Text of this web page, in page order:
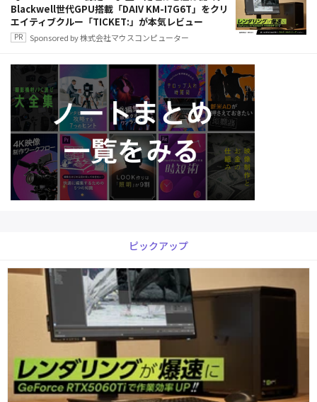
Blackwell世代GPU搭載「DAIV KM-I7G6T」をクリ
エイティブクルー「TICKET:」が本気レビュー
Sponsored by 株式会社マウスコンピューター
ピックアップ